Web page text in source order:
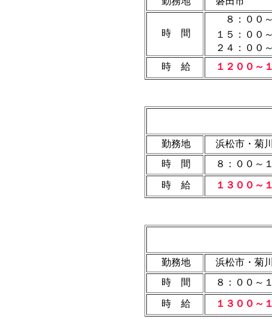
時 間
８：００～
１５：０
２４：００
時 給
１２００～
勤務地
浜松市・菊
時 間
８：００～
時 給 １３００～
勤務地
浜松市・菊
時 間
８：００～
時 給 １３００～